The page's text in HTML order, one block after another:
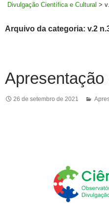
Divulgação Científica e Cultural >
Arquivo da categoria: v.2
Apresentação
26 de setembro de 2021